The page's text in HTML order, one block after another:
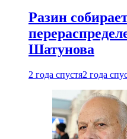
Разин
Шатунова
2 года спустя2 года